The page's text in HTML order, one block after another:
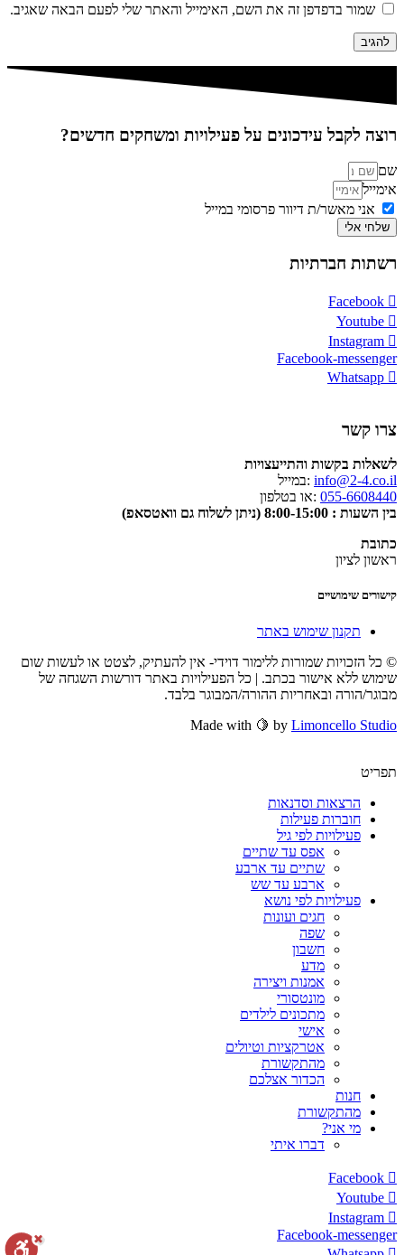
שמור בדפדפן זה את השם, האימייל והאתר שלי לפעם הבאה שאגיב.
רוצה לקבל עידכונים על פעילויות ומשחקים חדשים?
שם
אימייל
אני מאשר/ת דיוור פרסומי במייל
שלחי אלי
רשתות חברתיות
Facebook
Youtube
Instagram
Facebook-messenger
Whatsapp
צרו קשר
לשאלות בקשות והתייעצויות
info@2-4.co.il :במייל
055-6608440 :או בטלפון
בין השעות : 8:00-15:00 (ניתן לשלוח גם וואטסאפ)
כתובת
ראשון לציון
קישורים שימושיים
תקנון שימוש באתר
© כל הזכויות שמורות ללימור דוידי- אין להעתיק, לצטט או לעשות שום
שימוש ללא אישור בכתב. | כל הפעילויות באתר דורשות השגחה של
מבוגר/הורה ובאחריות ההורה/המבוגר בלבד.
Made with 🍋 by Limoncello Studio
תפריט
הרצאות וסדנאות
חוברות פעילות
פעילויות לפי גיל
אפס עד שתיים
שתיים עד ארבע
ארבע עד שש
פעילויות לפי נושא
חגים ועונות
שפה
חשבון
מדע
אמנות ויצירה
מונטסורי
מתכונים לילדים
אישי
אטרקציות וטיולים
מהתקשורת
הכדור אצלכם
חנות
מהתקשורת
מי אני?
דברו איתי
Facebook
Youtube
Instagram
Facebook-messenger